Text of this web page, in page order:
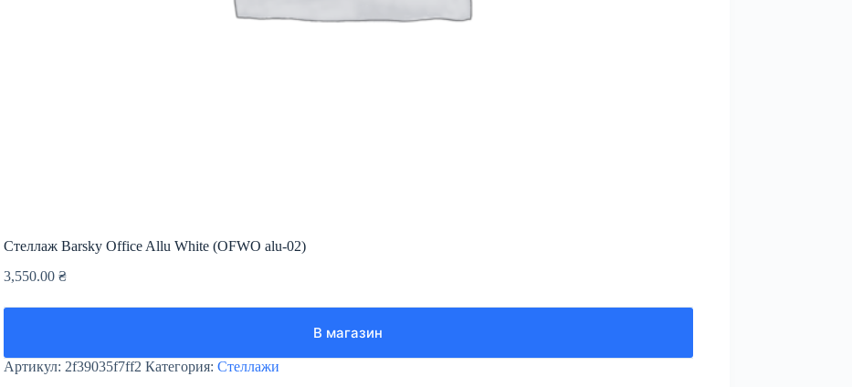
Стеллаж Barsky Office Allu White (OFWO alu-02)
3,550.00 ₴
В магазин
Артикул: 2f39035f7ff2 Категория: Стеллажи